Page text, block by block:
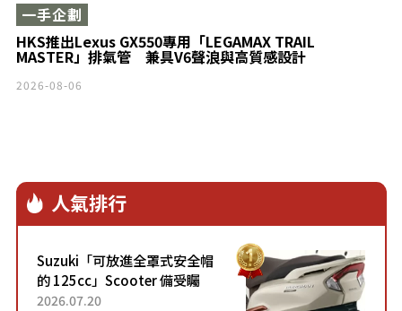
HKS推出Lexus GX550專用「LEGAMAX TRAIL
MASTER」排氣管 兼具V6聲浪與高質感設計
一手企劃
2026-08-06
人氣排行
Suzuki「可放進全罩式安全帽
的 125cc」Scooter 備受矚
目！採用全新流線設計與各項
2026.07.20